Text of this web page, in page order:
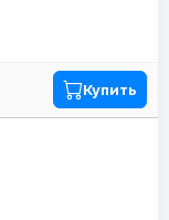
Купить